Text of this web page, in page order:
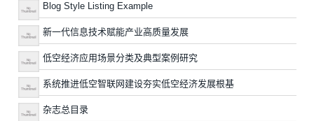
Blog Style Listing Example
新一代信息技术赋能产业高质量发展
低空经济应用场景分类及典型案例研究
系统推进低空智联网建设夯实低空经济发展根基
杂志总目录